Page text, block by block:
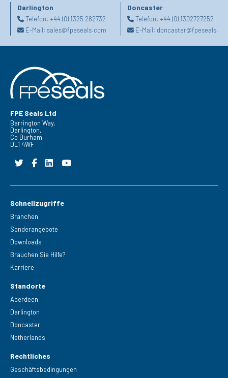
Darlington
Telefon: +44 (0) 1325 282732
E-Mail: sales@fpeseals.com
Doncaster
Telefon:+44 (0) 1302727252
E-Mail:
FPE Seals Ltd
Barrington Way,
Darlington,
Co Durham,
DL1 4WF
Schnellzugriffe
Branchen
Sonderangebote
Downloads
Brauchen Sie Hilfe?
Karriere
Standorte
Aberdeen
Darlington
Doncaster
Netherlands
Rechtliches
Geschäftsbedingungen